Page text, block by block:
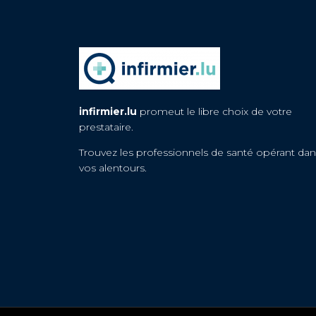
infirmier.lu promeut le libre choix de votre
prestataire.
Trouvez les professionnels de santé opérant
vos alentours.